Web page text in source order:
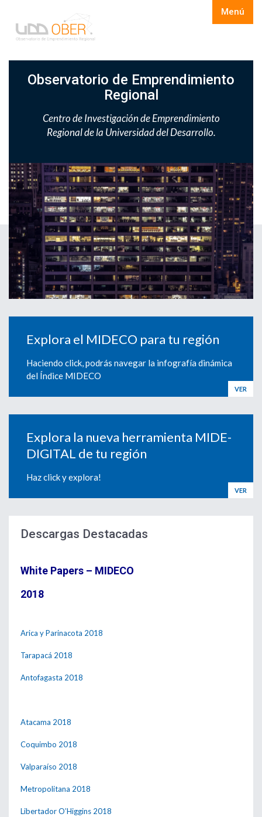
Menú
Observatorio de Emprendimiento
Regional
Centro de Investigación de Emprendimiento
Regional de la Universidad del Desarrollo.
Explora el MIDECO para tu región
Haciendo click, podrás navegar la infografía dinámica
del Índice MIDECO
VER
Explora la nueva herramienta MIDE-
DIGITAL de tu región
Haz click y explora!
VER
Descargas Destacadas
White Papers – MIDECO
2018
Arica y Parinacota 2018
Tarapacá 2018
Antofagasta 2018
Atacama 2018
Coquimbo 2018
Valparaíso 2018
Metropolitana 2018
Libertador O’Higgins 2018